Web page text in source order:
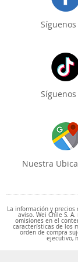
Nuestra
La información y
aviso. Wei Chile S.
omisiones en el
características de los
orden de compra
ejecutivo,